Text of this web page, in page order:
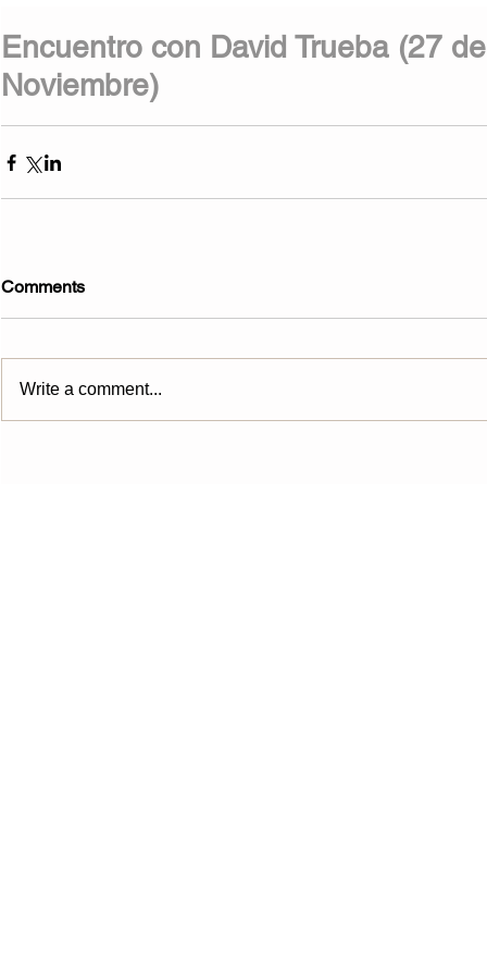
Encuentro con David Trueba (27 de
Noviembre)
Comments
Write a comment...